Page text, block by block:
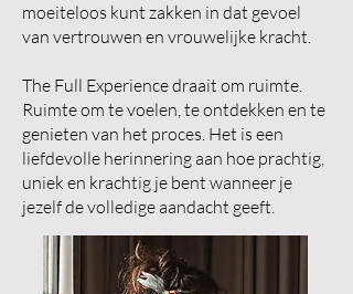
moeiteloos kunt zakken in dat gevoel
van vertrouwen en vrouwelijke kracht.
The Full Experience draait om ruimte.
Ruimte om te voelen, te ontdekken en te
genieten van het proces. Het is een
liefdevolle herinnering aan hoe prachtig,
uniek en krachtig je bent wanneer je
jezelf de volledige aandacht geeft.